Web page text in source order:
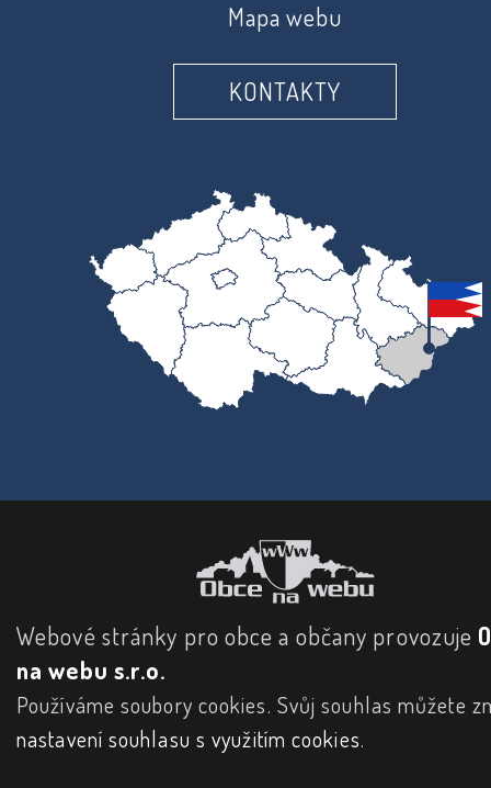
Mapa webu
KONTAKTY
Webové stránky pro obce a občany provozuje
na webu s.r.o.
Používáme soubory cookies. Svůj souhlas můžete
nastavení souhlasu s využitím cookies.